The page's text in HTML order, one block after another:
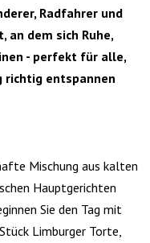
Radfahrer und
an dem sich Ruhe,
- perfekt für alle,
richtig entspannen
Mischung aus kalten
Hauptgerichten
Sie den Tag mit
Limburger Torte,